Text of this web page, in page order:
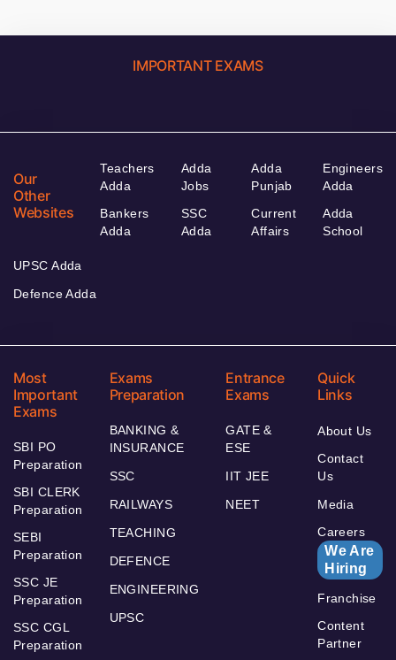
IMPORTANT EXAMS
Our
Other
Websites
Teachers
Adda
Bankers
Adda
Adda
Jobs
SSC
Adda
Adda
Punjab
Current
Affairs
Engineers
Adda
Adda
School
UPSC Adda
Defence Adda
Most
Important
Exams
SBI PO
Preparation
SBI CLERK
Preparation
SEBI
Preparation
SSC JE
Preparation
SSC CGL
Preparation
Exams
Preparation
BANKING &
INSURANCE
SSC
RAILWAYS
TEACHING
DEFENCE
ENGINEERING
UPSC
Entrance
Exams
GATE &
ESE
IIT JEE
NEET
Quick
Links
About Us
Contact
Us
Media
Careers
We Are
Hiring
Franchise
Content
Partner